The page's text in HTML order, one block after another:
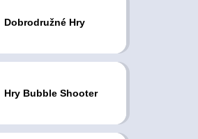
Dobrodružné Hry
Hry Bubble Shooter